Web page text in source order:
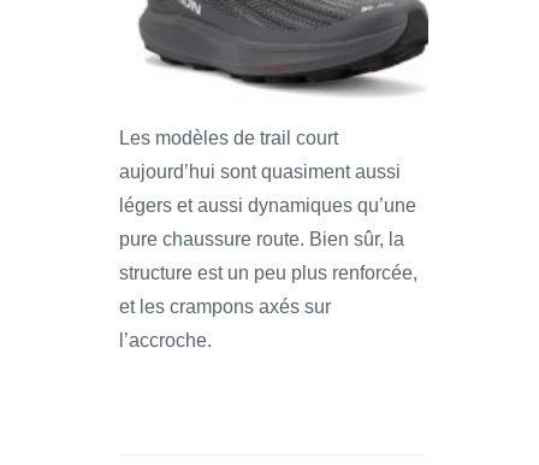
Les modèles de trail court
aujourd’hui sont quasiment aussi
légers et aussi dynamiques qu’une
pure chaussure route. Bien sûr, la
structure est un peu plus renforcée,
et les crampons axés sur
l’accroche.